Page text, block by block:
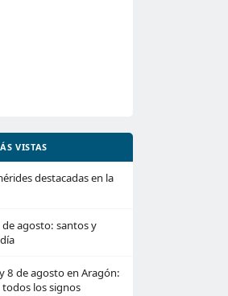
VISTAS
destacadas en la
agosto: santos y
8 de agosto en Aragón:
los signos